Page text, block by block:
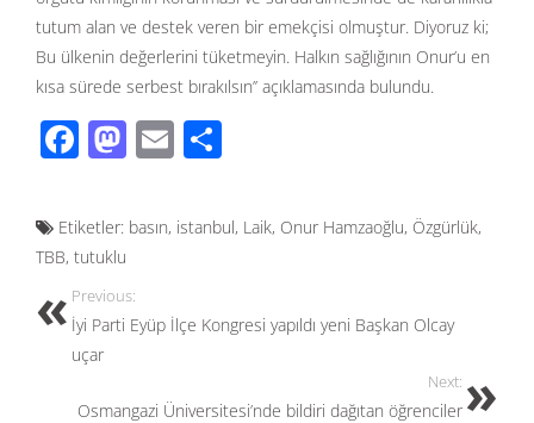
tutum alan ve destek veren bir emekçisi olmuştur. Diyoruz ki;
Bu ülkenin değerlerini tüketmeyin. Halkın sağlığının Onur’u en
kısa sürede serbest bırakılsın’’ açıklamasında bulundu.
F
e
b
o
o
k
M
to
o
n
E
ail ar
Etiketler: basın, istanbul, Laik, Onur Hamzaoğlu, Özgürlük,
TBB, tutuklu
Previous:
İyi Parti Eyüp İlçe Kongresi yapıldı yeni Başkan Olcay
uçar
Next:
Osmangazi Üniversitesi’nde bildiri dağıtan öğrenciler